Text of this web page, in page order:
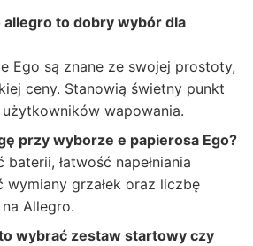
allegro to dobry wybór dla
Ego są znane ze swojej prostoty,
ceny. Stanowią świetny punkt
wapowania.
przy wyborze e papierosa Ego?
łatwość napełniania
wymiany grzałek oraz liczbę
Allegro.
wybrać zestaw startowy czy